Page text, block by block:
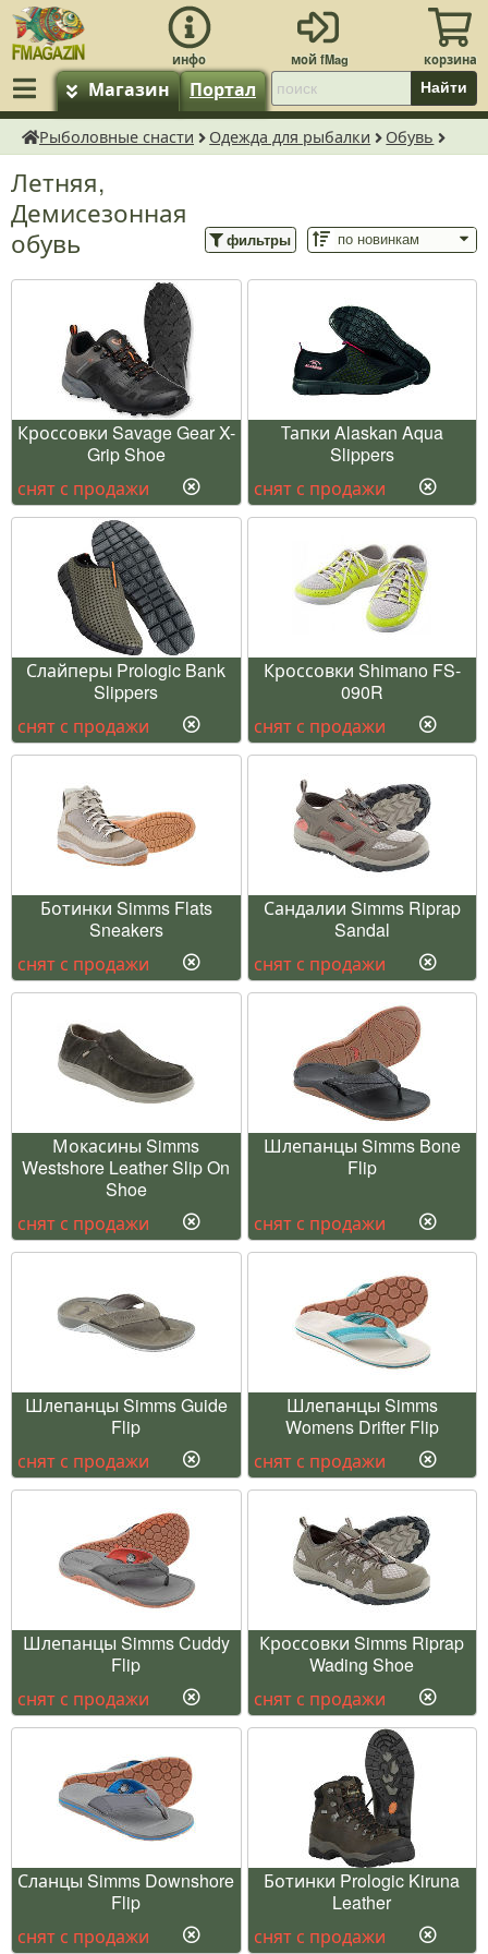
Магазин Портал Найти
fMagazin.ru
Рыболовные снасти Одежда для рыбалки Обувь
Летняя,
Демисезонная
обувь
фильтры
Кроссовки Savage Gear X-
Grip Shoe
снят с продажи
Тапки Alaskan Aqua
Slippers
снят с продажи
Слайперы Prologic Bank
Slippers
снят с продажи
Кроссовки Shimano FS-
090R
снят с продажи
Ботинки Simms Flats
Sneakers
снят с продажи
Сандалии Simms Riprap
Sandal
снят с продажи
Мокасины Simms
Westshore Leather Slip On
Shoe
снят с продажи
Шлепанцы Simms Bone
Flip
снят с продажи
Шлепанцы Simms Guide
Flip
снят с продажи
Шлепанцы Simms
Womens Drifter Flip
снят с продажи
Шлепанцы Simms Cuddy
Flip
снят с продажи
Кроссовки Simms Riprap
Wading Shoe
снят с продажи
Сланцы Simms Downshore
Flip
снят с продажи
Ботинки Prologic Kiruna
Leather
снят с продажи